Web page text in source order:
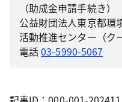
（助成金申請手続き）
公益財団法人東京都環
活動推進センター（ク
電話03-5990-5067